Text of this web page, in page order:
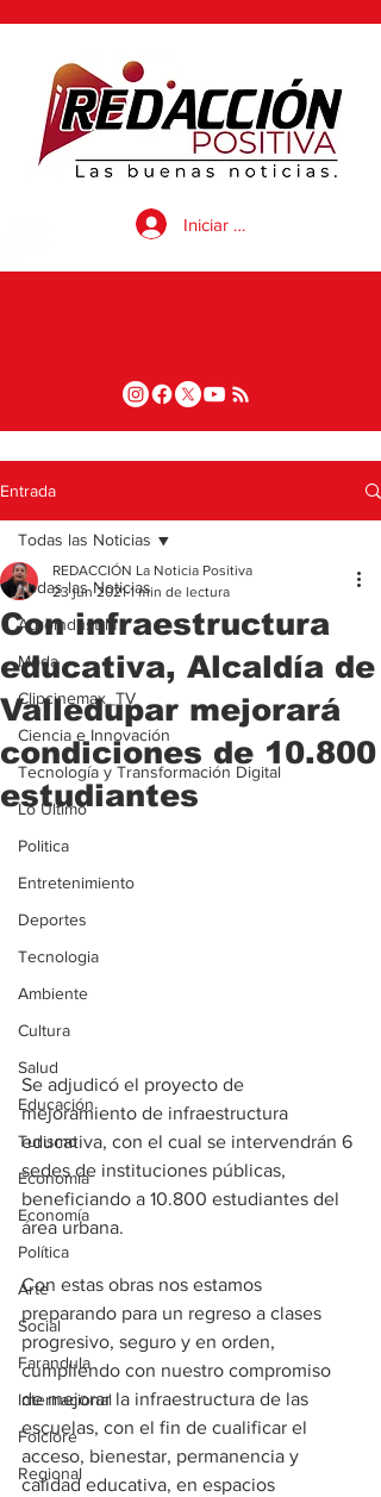
Iniciar sesión
Entrada
Todas las Noticias
Agroindustria
Moda
Clipcinemax_TV
Ciencia e Innovación
Tecnología y Transformación Digital
Lo Ultimo
Politica
Entretenimiento
Deportes
Tecnologia
Ambiente
Cultura
Salud
Educación
Turismo
Economía
Economía
Política
Arte
Social
Farandula
Internacional
Folclore
Regional
Todas las Noticias
Con infraestructura
educativa, Alcaldía de
Valledupar mejorará
condiciones de 10.800
estudiantes
REDACCIÓN La Noticia Positiva
23 jun 2021 1 min de lectura
Se adjudicó el proyecto de
mejoramiento de infraestructura
educativa, con el cual se intervendrán 6
sedes de instituciones públicas,
beneficiando a 10.800 estudiantes del
área urbana.
Con estas obras nos estamos
preparando para un regreso a clases
progresivo, seguro y en orden,
cumpliendo con nuestro compromiso
de mejorar la infraestructura de las
escuelas, con el fin de cualificar el
acceso, bienestar, permanencia y
calidad educativa, en espacios